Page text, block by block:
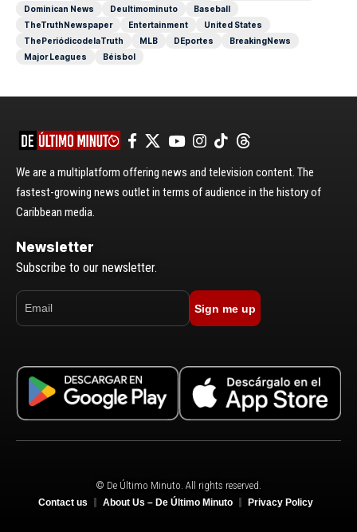
Dominican News
Deultimominuto
Baseball
TheTruthNewspaper
Entertainment
United States
ThePeriódicodelaTruth
MLB DEportes
BreakingNews
Major Leagues
Béisbol
We are a multiplatform offering news and television content. The
fastest-growing news outlet in terms of audience in the history of
Caribbean media.
Newsletter
Subscribe to our newsletter.
Sign me up
© De Último Minuto. All rights reserved.
Contact us About Us – De Último Minuto Privacy Policy